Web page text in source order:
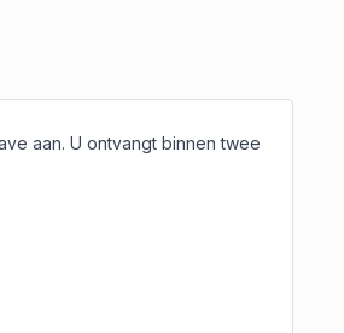
aan. U ontvangt binnen twee